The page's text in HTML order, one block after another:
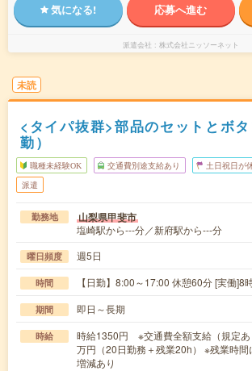
気になる! 応募へ進む
派遣会社 株式会社ニッソーネット
未読
<タイパ抜群>部品のセットとボ
勤）
職種未経験OK 交通費別途支給あり 土日祝日が
派遣
勤務地 山梨県甲斐市
塩崎駅から---分／新府駅から---分
曜日頻度 週5日
時間 【日勤】8:00～17:00 休憩60分 [実働]8
期間 即日～長期
時給
時給1350円 ※交通費全額支給（規定あ
万円（20日勤務＋残業20h） ※残業時
増減あり